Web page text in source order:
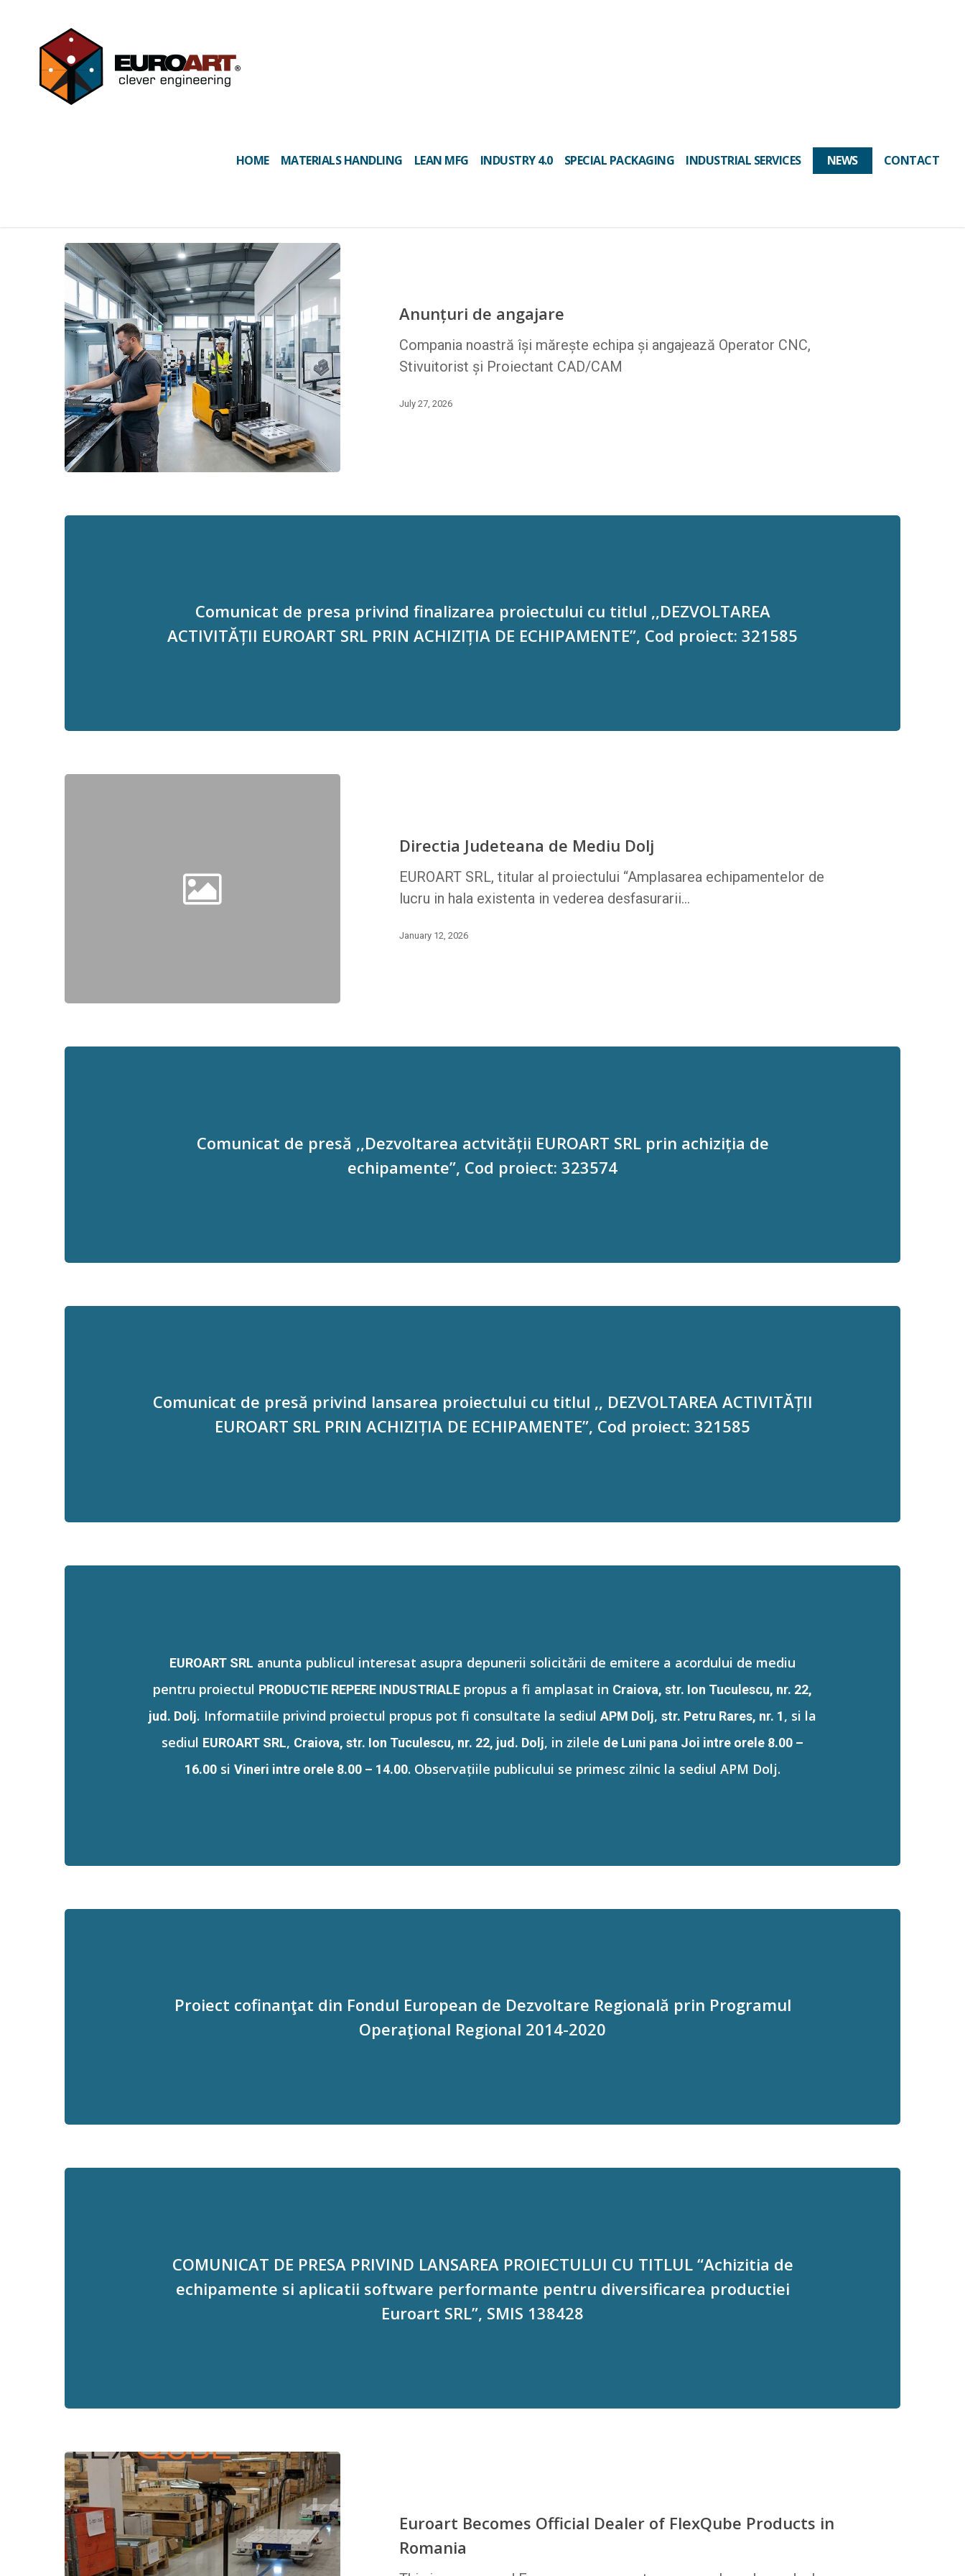
HOME MATERIALS HANDLING LEAN MFG INDUSTRY 4.0 SPECIAL PACKAGING INDUSTRIAL SERVICES NEWS CONTACT
Anunțuri de angajare
Compania noastră își mărește echipa și angajează Operator CNC,
Stivuitorist și Proiectant CAD/CAM
July 27, 2026
Comunicat de presa privind finalizarea proiectului cu titlul ,,DEZVOLTAREA
ACTIVITĂȚII EUROART SRL PRIN ACHIZIȚIA DE ECHIPAMENTE”, Cod proiect: 321585
Directia Judeteana de Mediu Dolj
EUROART SRL, titular al proiectului “Amplasarea echipamentelor de
lucru in hala existenta in vederea desfasurarii…
January 12, 2026
Comunicat de presă ,,Dezvoltarea actvității EUROART SRL prin achiziția de
echipamente”, Cod proiect: 323574
Comunicat de presă privind lansarea proiectului cu titlul ,, DEZVOLTAREA ACTIVITĂȚII
EUROART SRL PRIN ACHIZIȚIA DE ECHIPAMENTE”, Cod proiect: 321585
EUROART SRL anunta publicul interesat asupra depunerii solicitării de emitere a acordului de mediu
pentru proiectul PRODUCTIE REPERE INDUSTRIALE propus a fi amplasat in Craiova, str. Ion Tuculescu, nr. 22,
jud. Dolj. Informatiile privind proiectul propus pot fi consultate la sediul APM Dolj, str. Petru Rares, nr. 1, si la
sediul EUROART SRL, Craiova, str. Ion Tuculescu, nr. 22, jud. Dolj, in zilele de Luni pana Joi intre orele 8.00 –
16.00 si Vineri intre orele 8.00 – 14.00. Observațiile publicului se primesc zilnic la sediul APM Dolj.
Proiect cofinanţat din Fondul European de Dezvoltare Regională prin Programul
Operaţional Regional 2014-2020
COMUNICAT DE PRESA PRIVIND LANSAREA PROIECTULUI CU TITLUL “Achizitia de
echipamente si aplicatii software performante pentru diversificarea productiei
Euroart SRL”, SMIS 138428
Euroart Becomes Official Dealer of FlexQube Products in
Romania